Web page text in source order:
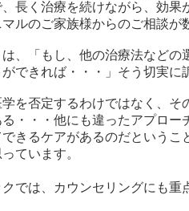
長く治療を続けながら、効果
ルのご家族様からのご相談が
、「もし、他の治療法などの
できれば・・・」そう切実に
を否定するわけではなく、そ
・・・他にも違ったアプロー
きるケアがあるのだというこ
ています。
では、カウンセリングにも重